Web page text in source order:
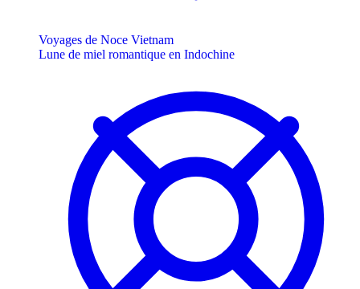
Voyages de Noce Vietnam
Lune de miel romantique en Indochine